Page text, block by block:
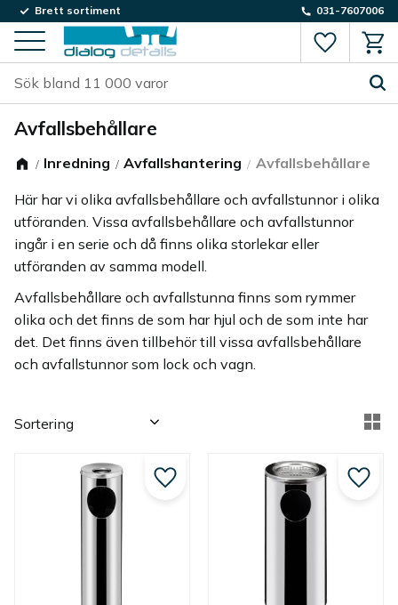
Meny
Brett sortiment 031-7607006
Avfallsbehållare
Inredning Avfallshantering Avfallsbehållare
Här har vi olika avfallsbehållare och avfallstunnor i olika
utföranden. Vissa avfallsbehållare och avfallstunnor
ingår i en serie och då finns olika storlekar eller
utföranden av samma modell.
Avfallsbehållare och avfallstunna finns som rymmer
olika och det finns de som har hjul och de som inte har
det. Det finns även tillbehör till vissa avfallsbehållare
och avfallstunnor som lock och vagn.
Välj sortering
Lägg till i favoriter Lägg